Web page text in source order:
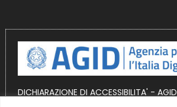
DICHIARAZIONE DI ACCESSIBILITA' - AGID